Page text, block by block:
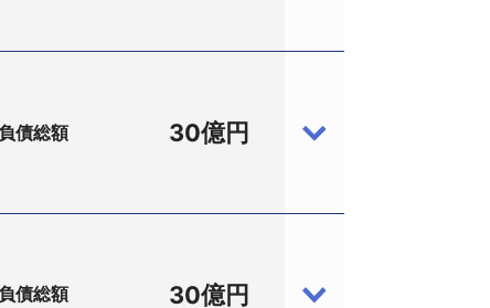
市、東証1部）と、地元を中心に産
用する次世代型の総合リサイクルプ
イクル施設などを備えていた。近隣
マが当社株式の80％を保有し体制強
742－14、設立2008（平成20）
」を運営するほか、2018年4月から
、看護師等の人件費増加や減価償却
債総額 30億円
債総額 30億円